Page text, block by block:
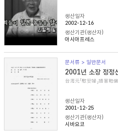
생산일자
2002-12-16
생산기관(생산자)
아시아프레스
문서류 > 일반문서
2001년 소장 정정
台湾元「慰安婦」損害
생산일자
2001-12-25
생산기관(생산자)
시바요코